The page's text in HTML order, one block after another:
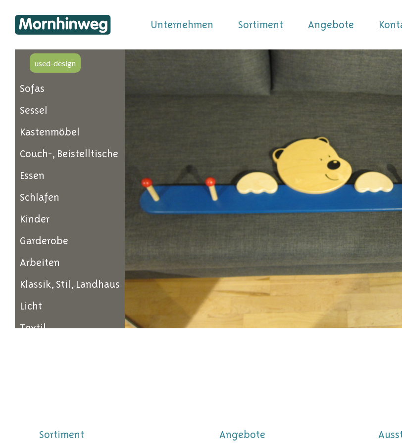
Unternehmen Sortiment Angebote
used-design
Sofas
Sessel
Kastenmöbel
Couch-, Beistelltische
Essen
Schlafen
Kinder
Garderobe
Arbeiten
Klassik, Stil, Landhaus
Licht
Textil
Sortiment Angebote